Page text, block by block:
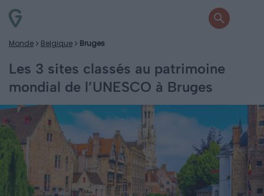
Monde Belgique Bruges
Les 3 sites classés au patrimoine
mondial de l’UNESCO à Bruges